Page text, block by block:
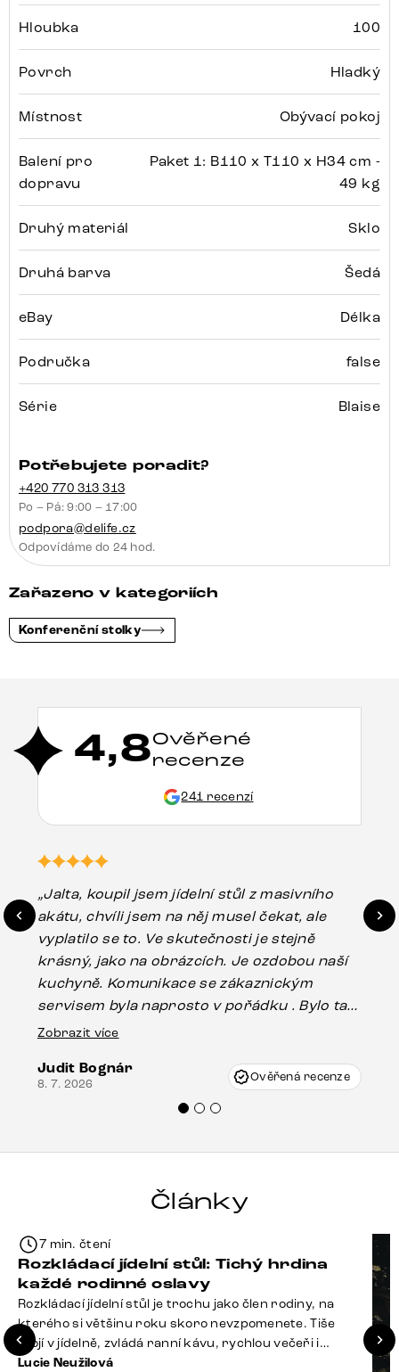
Hloubka 100
Povrch Hladký
Místnost Obývací pokoj
Balení pro
dopravu
Paket 1: B110 x T110 x H34 cm -
49 kg
Druhý materiál Sklo
Druhá barva Šedá
eBay Délka
Područka false
Série Blaise
Potřebujete poradit?
+420 770 313 313
Po – Pá: 9:00 – 17:00
podpora@delife.cz
Odpovídáme do 24 hod.
Zařazeno v kategoriích
Konferenční stolky
4,8Ověřené
recenze
241 recenzí
„Jalta, koupil jsem jídelní stůl z masivního
akátu, chvíli jsem na něj musel čekat, ale
vyplatilo se to. Ve skutečnosti je stejně
krásný, jako na obrázcích. Je ozdobou naší
kuchyně. Komunikace se zákaznickým
servisem byla naprosto v pořádku . Bylo tam
drobné poškození u nohy stolu, které mohlo
Vincze mi velmi korektně vyšli vstříc.
Doporučuji produkty Delife všem.“
Zobrazit více
Judit Bognár
8. 7. 2026 Ověřená recenze
Články
7 min. čtení
Rozkládací jídelní stůl: Tichý hrdina
každé rodinné oslavy
Rozkládací jídelní stůl je trochu jako člen rodiny, na
kterého si většinu roku skoro nevzpomenete. Tiše
stojí v jídelně, zvládá ranní kávu, rychlou večeři i
hromadu dopisů, které je potřeba „někdy vyřídit“. Pak
Lucie Neužilová